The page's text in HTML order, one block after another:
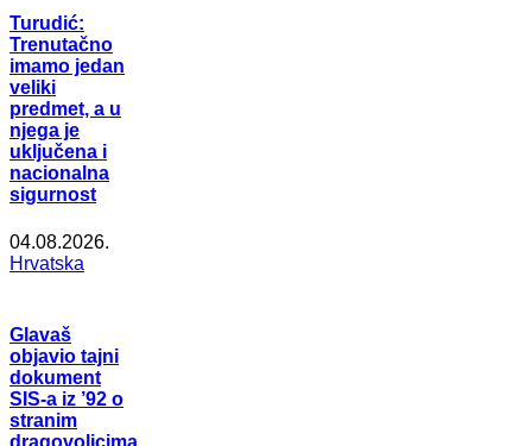
Turudić:
Trenutačno
imamo jedan
veliki
predmet, a u
njega je
uključena i
nacionalna
sigurnost
04.08.2026.
Hrvatska
Glavaš
objavio tajni
dokument
SIS-a iz ’92 o
stranim
dragovoljcima